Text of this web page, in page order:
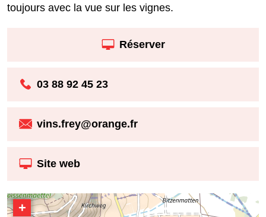
toujours avec la vue sur les vignes.
Réserver
03 88 92 45 23
vins.frey@orange.fr
Site web
+